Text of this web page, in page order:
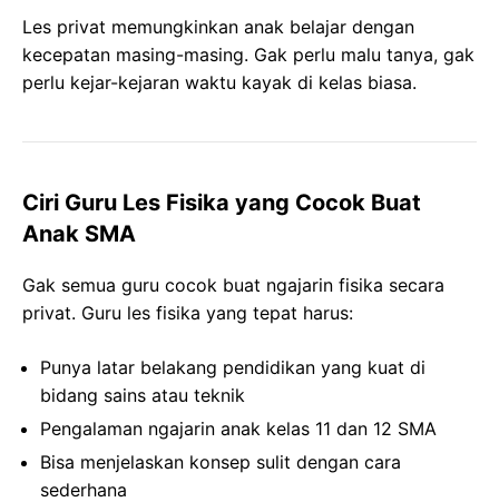
Les privat memungkinkan anak belajar dengan
kecepatan masing-masing. Gak perlu malu tanya, gak
perlu kejar-kejaran waktu kayak di kelas biasa.
Ciri Guru Les Fisika yang Cocok Buat
Anak SMA
Gak semua guru cocok buat ngajarin fisika secara
privat. Guru les fisika yang tepat harus:
Punya latar belakang pendidikan yang kuat di
bidang sains atau teknik
Pengalaman ngajarin anak kelas 11 dan 12 SMA
Bisa menjelaskan konsep sulit dengan cara
sederhana